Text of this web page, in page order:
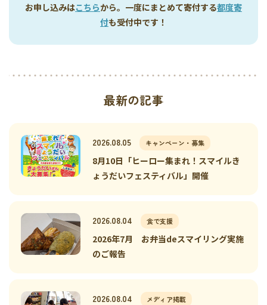
お申し込みはこちらから。一度にまとめて寄付する都度寄
付も受付中です！
最新の記事
2026.08.05 キャンペーン・募集
8月10日「ヒーロー集まれ！スマイルき
ょうだいフェスティバル」開催
2026.08.04 食で支援
2026年7月 お弁当deスマイリング実施
のご報告
2026.08.04 メディア掲載